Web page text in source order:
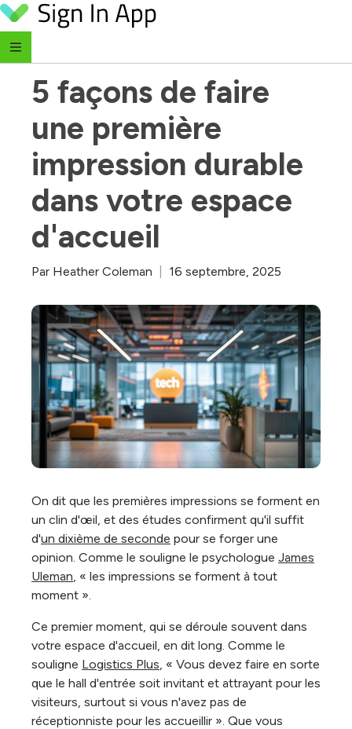
Skip to content
5 façons de faire
une première
impression durable
dans votre espace
d'accueil
Par Heather Coleman 16 septembre, 2025
On dit que les premières impressions se forment en
un clin d'œil, et des études confirment qu'il suffit
d'un dixième de seconde pour se forger une
opinion. Comme le souligne le psychologue James
Uleman, « les impressions se forment à tout
moment ».
Ce premier moment, qui se déroule souvent dans
votre espace d'accueil, en dit long. Comme le
souligne Logistics Plus, « Vous devez faire en sorte
que le hall d'entrée soit invitant et attrayant pour les
visiteurs, surtout si vous n'avez pas de
réceptionniste pour les accueillir ». Que vous